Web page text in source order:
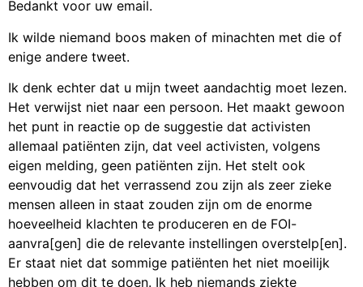
Bedankt voor uw email.
Ik wilde niemand boos maken of minachten met die of
enige andere tweet.
Ik denk echter dat u mijn tweet aandachtig moet lezen.
Het verwijst niet naar een persoon. Het maakt gewoon
het punt in reactie op de suggestie dat activisten
allemaal patiënten zijn, dat veel activisten, volgens
eigen melding, geen patiënten zijn. Het stelt ook
eenvoudig dat het verrassend zou zijn als zeer zieke
mensen alleen in staat zouden zijn om de enorme
hoeveelheid klachten te produceren en de FOI-
aanvra[gen] die de relevante instellingen overstelp[en].
Er staat niet dat sommige patiënten het niet moeilijk
hebben om dit te doen. Ik heb niemands ziekte